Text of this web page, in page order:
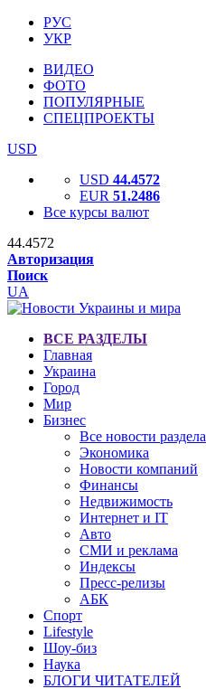
РУС
УКР
ВИДЕО
ФОТО
ПОПУЛЯРНЫЕ
СПЕЦПРОЕКТЫ
USD
USD 44.4572
EUR 51.2486
Все курсы валют
44.4572
Авторизация
Поиск
UA
ВСЕ РАЗДЕЛЫ
Главная
Украина
Город
Мир
Бизнес
Все новости раздела
Экономика
Новости компаний
Финансы
Недвижимость
Интернет и IT
Авто
СМИ и реклама
Индексы
Пресс-релизы
АБК
Спорт
Lifestyle
Шоу-биз
Наука
БЛОГИ ЧИТАТЕЛЕЙ